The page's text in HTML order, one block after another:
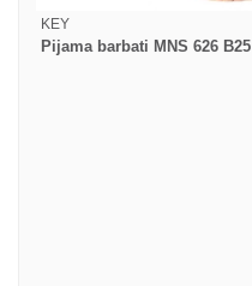
KEY
Pijama barbati MNS 626 B25